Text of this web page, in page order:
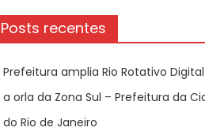
Posts recentes
Prefeitura amplia Rio Rotativo
a orla da Zona Sul – Prefeitura da
do Rio de Janeiro